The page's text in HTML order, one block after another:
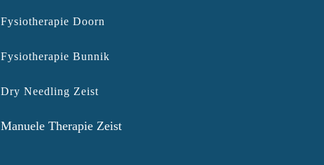
Fysiotherapie Doorn
Fysiotherapie Bunnik
Dry Needling Zeist
Manuele Therapie Zeist